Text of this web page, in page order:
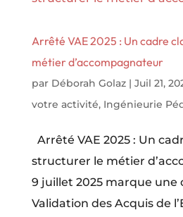
Arrêté VAE 2025 : Un cadre
métier d’accompagnateur
par Déborah Golaz| Juil 21,
votre activité, Ingénieurie
Arrêté VAE 2025 : Un
structurer le métier
9 juillet 2025 marque une
Validation des Acquis de